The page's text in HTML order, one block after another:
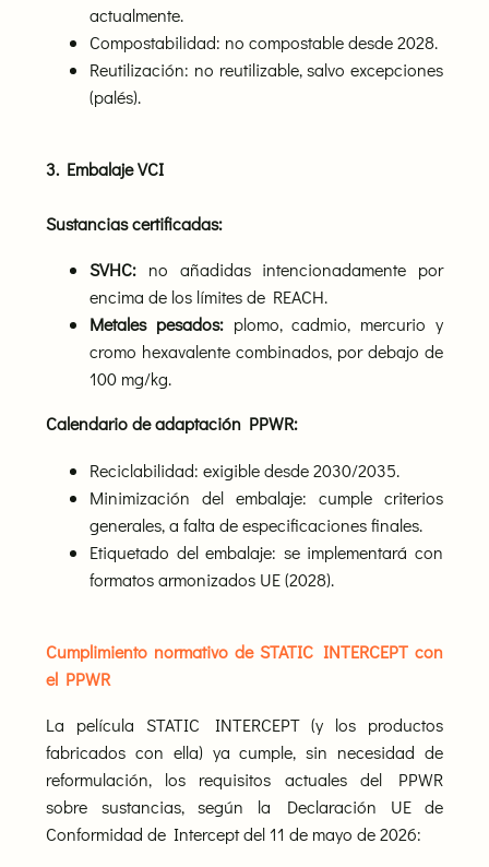
actualmente.
Compostabilidad: no compostable desde 2028.
Reutilización: no reutilizable, salvo excepciones
(palés).
3. Embalaje VCI
Sustancias certificadas:
SVHC: no añadidas intencionadamente por
encima de los límites de REACH.
Metales pesados:plomo, cadmio, mercurio y
cromo hexavalente combinados, por debajo de
100 mg/kg.
Calendario de adaptación PPWR:
Reciclabilidad: exigible desde 2030/2035.
Minimización del embalaje: cumple criterios
generales, a falta de especificaciones finales.
Etiquetado del embalaje: se implementará con
formatos armonizados UE (2028).
Cumplimiento normativo de STATIC INTERCEPT con
el PPWR
La película STATIC INTERCEPT (y los productos
fabricados con ella) ya cumple, sin necesidad de
reformulación, los requisitos actuales del PPWR
sobre sustancias, según la Declaración UE de
Conformidad de Intercept del 11 de mayo de 2026: